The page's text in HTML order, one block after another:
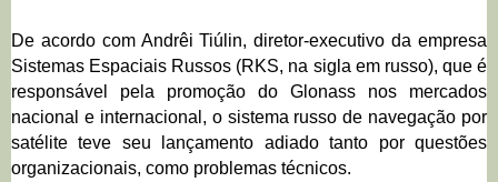
De acordo com Andrêi Tiúlin, diretor-executivo da empresa
Sistemas Espaciais Russos (RKS, na sigla em russo), que é
responsável pela promoção do Glonass nos mercados
nacional e internacional, o sistema russo de navegação por
satélite teve seu lançamento adiado tanto por questões
organizacionais, como problemas técnicos.